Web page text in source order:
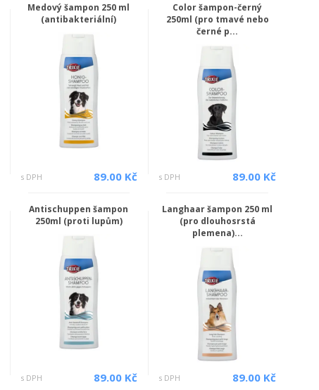
Medový šampon 250 ml
(antibakteriální)
s DPH 89.00 Kč
Color šampon-černý
250ml (pro tmavé nebo
černé p...
s DPH 89.00 Kč
Antischuppen šampon
250ml (proti lupům)
s DPH 89.00 Kč
Langhaar šampon 250 ml
(pro dlouhosrstá
plemena)...
s DPH 89.00 Kč